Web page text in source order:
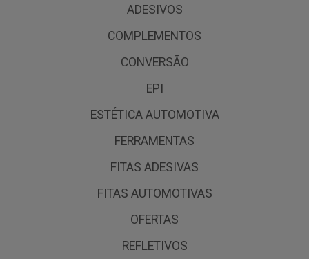
ADESIVOS
COMPLEMENTOS
CONVERSÃO
EPI
ESTÉTICA AUTOMOTIVA
FERRAMENTAS
FITAS ADESIVAS
FITAS AUTOMOTIVAS
OFERTAS
REFLETIVOS